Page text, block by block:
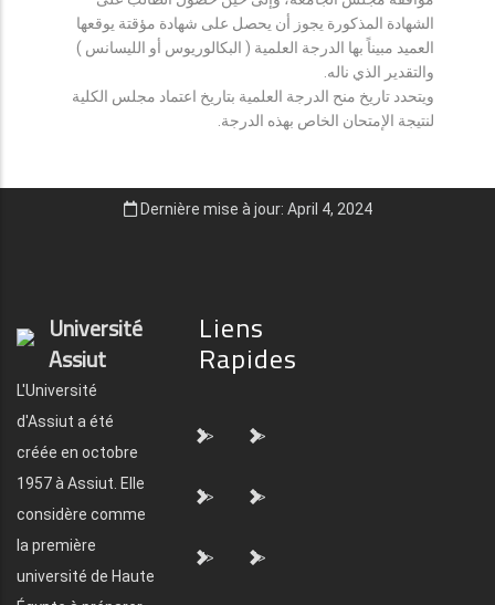
الشهادة المذكورة يجوز أن يحصل على شهادة مؤقتة يوقعها
العميد مبيناً بها الدرجة العلمية ( البكالوريوس أو الليسانس )
والتقدير الذي ناله.
ويتحدد تاريخ منح الدرجة العلمية بتاريخ اعتماد مجلس الكلية
لنتيجة الإمتحان الخاص بهذه الدرجة.
Dernière mise à jour: April 4, 2024
Université
Assiut
L'Université
d'Assiut a été
créée en octobre
1957 à Assiut. Elle
considère comme
la première
université de Haute
Liens
Rapides
"> ">
"> ">
"> ">